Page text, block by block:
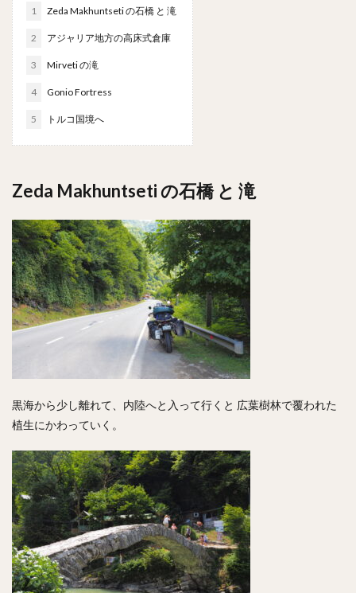
1 Zeda Makhuntseti の石橋 と 滝
2 アジャリア地方の高床式倉庫
3 Mirveti の滝
4 Gonio Fortress
5 トルコ国境へ
Zeda Makhuntseti の石橋 と 滝
黒海から少し離れて、内陸へと入って行くと 広葉樹林で覆われた
植生にかわっていく。